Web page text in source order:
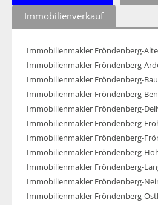
Immobilienverkauf
Immobilienmakler Fröndenberg-
Immobilienmakler Fröndenberg-
Immobilienmakler Fröndenberg-
Immobilienmakler Fröndenberg-
Immobilienmakler Fröndenberg-
Immobilienmakler Fröndenberg-
Immobilienmakler Fröndenberg-
Immobilienmakler Fröndenberg-
Immobilienmakler Fröndenberg-
Immobilienmakler Fröndenberg-
Immobilienmakler Fröndenberg-